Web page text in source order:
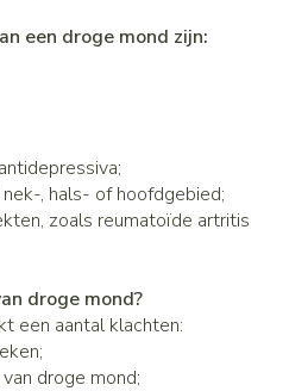
een droge mond zijn:
, hals- of hoofdgebied;
zoals reumatoïde artritis
droge mond?
een aantal klachten:
droge mond;